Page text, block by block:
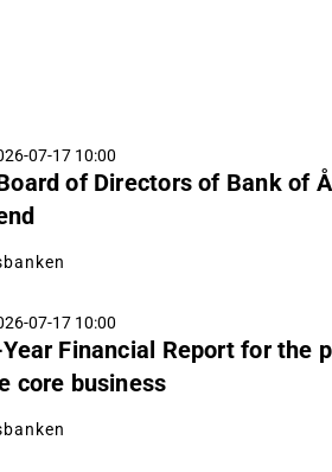
07-17 10:00
of Directors of Bank of
07-17 10:00
Financial Report for the
core business